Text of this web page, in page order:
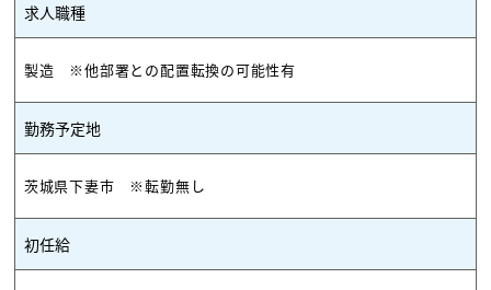
求人職種
製造 ※他部署との配置転換の可能性有
勤務予定地
茨城県下妻市 ※転勤無し
初任給